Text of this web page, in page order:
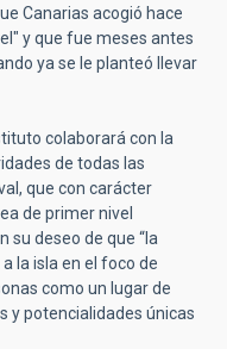
Canarias acogió hace
y que fue meses antes
ya se le planteó llevar
colaborará con la
de todas las
que con carácter
de primer nivel
su deseo de que “la
la isla en el foco de
como un lugar de
y potencialidades únicas